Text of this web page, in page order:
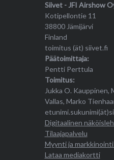
Siivet - JFI Airshow
Kotipellontie 11
38800 Jämijärvi
Finland
toimitus (ät) siivet.fi
Päätoimittaja:
Pentti Perttula
Toimitus:
Jukka O. Kauppinen,
Vallas, Marko
Digitaalinen
Tilaajapalvelu
Myynti ja
Lataa mediakortti